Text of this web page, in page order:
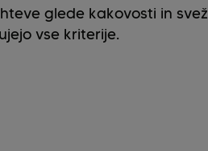
glede kakovosti in
vse kriterije.